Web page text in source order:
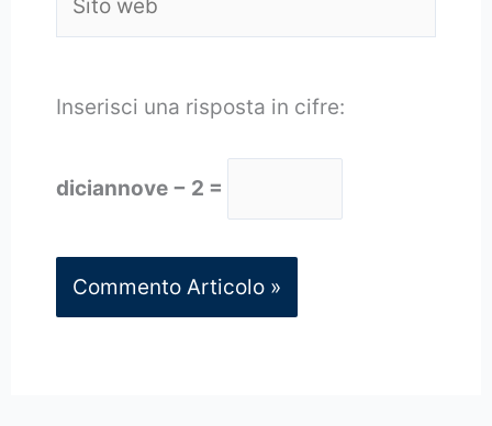
web
Inserisci una risposta in cifre:
diciannove − 2 =